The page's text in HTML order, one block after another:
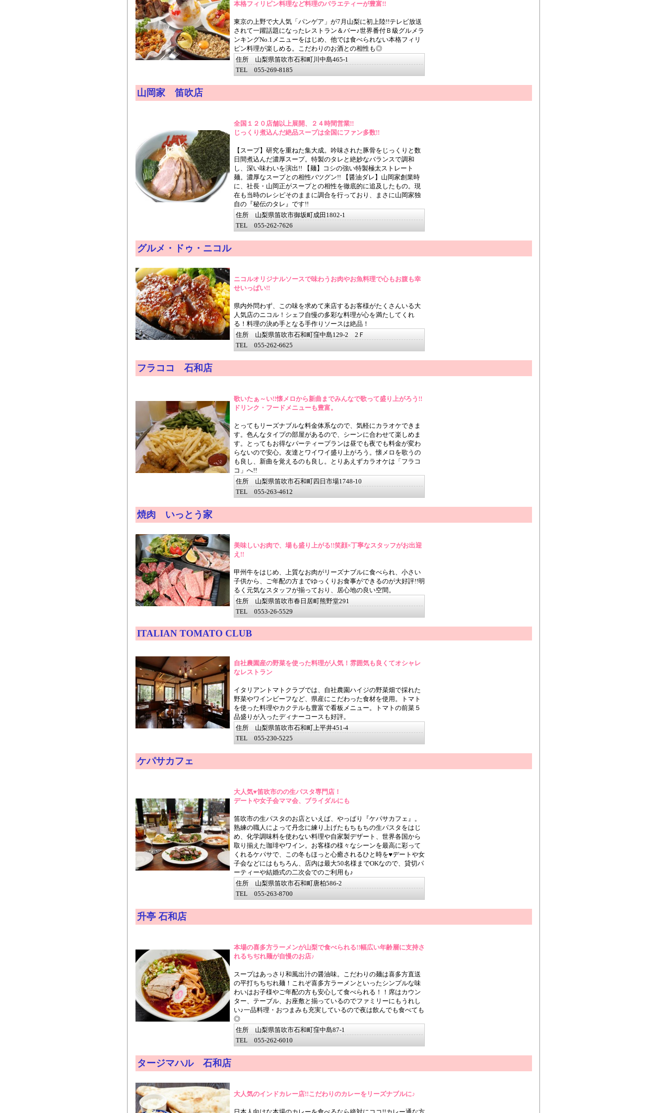
本格フィリピン料理など料理のバラエティーが豊富!!
東京の上野で大人気「パンゲア」が7月山梨に初上陸!!テレビ放送
されて一躍話題になったレストラン＆バー♪世界番付Ｂ級グルメラ
ンキングNo.1メニューをはじめ、他では食べられない本格フィリ
ピン料理が楽しめる。こだわりのお酒との相性も◎
住所 山梨県笛吹市石和町川中島465-1
TEL 055-269-8185
山岡家 笛吹店
全国１２０店舗以上展開、２４時間営業!!
じっくり煮込んだ絶品スープは全国にファン多数!!
【スープ】研究を重ねた集大成。吟味された豚骨をじっくりと数
日間煮込んだ濃厚スープ。特製のタレと絶妙なバランスで調和
し、深い味わいを演出!! 【麺】コシの強い特製極太ストレート
麺。濃厚なスープとの相性バツグン!! 【醤油ダレ】山岡家創業時
に、社長・山岡正がスープとの相性を徹底的に追及したもの。現
在も当時のレシピそのままに調合を行っており、まさに山岡家独
自の『秘伝のタレ』です!!
住所 山梨県笛吹市御坂町成田1802-1
TEL 055-262-7626
グルメ・ドゥ・ニコル
ニコルオリジナルソースで味わうお肉やお魚料理で心もお腹も幸
せいっぱい!!
県内外問わず、この味を求めて来店するお客様がたくさんいる大
人気店のニコル！シェフ自慢の多彩な料理が心を満たしてくれ
る！料理の決め手となる手作りソースは絶品！
住所 山梨県笛吹市石和町窪中島129-2 2Ｆ
TEL 055-262-6625
フラココ 石和店
歌いたぁ～い!!懐メロから新曲までみんなで歌って盛り上がろう!!
ドリンク・フードメニューも豊富。
とってもリーズナブルな料金体系なので、気軽にカラオケできま
す。色んなタイプの部屋があるので、シーンに合わせて楽しめま
す。とってもお得なパーティープランは昼でも夜でも料金が変わ
らないので安心。友達とワイワイ盛り上がろう。懐メロを歌うの
も良し、新曲を覚えるのも良し。とりあえずカラオケは「フラコ
コ」へ!!
住所 山梨県笛吹市石和町四日市場1748-10
TEL 055-263-4612
焼肉 いっとう家
美味しいお肉で、場も盛り上がる!!笑顔×丁寧なスタッフがお出迎
え!!
甲州牛をはじめ、上質なお肉がリーズナブルに食べられ、小さい
子供から、ご年配の方までゆっくりお食事ができるのが大好評!!明
るく元気なスタッフが揃っており、居心地の良い空間。
住所 山梨県笛吹市春日居町熊野堂291
TEL 0553-26-5529
ITALIAN TOMATO CLUB
自社農園産の野菜を使った料理が人気！雰囲気も良くてオシャレ
なレストラン
イタリアントマトクラブでは、自社農園ハイジの野菜畑で採れた
野菜やワインビーフなど、県産にこだわった食材を使用。トマト
を使った料理やカクテルも豊富で看板メニュー。トマトの前菜５
品盛りが入ったディナーコースも好評。
住所 山梨県笛吹市石和町上平井451-4
TEL 055-230-5225
ケパサカフェ
大人気♥笛吹市のの生パスタ専門店！
デートや女子会ママ会、ブライダルにも
笛吹市の生パスタのお店といえば、やっぱり『ケパサカフェ』。
熟練の職人によって丹念に練り上げたもちもちの生パスタをはじ
め、化学調味料を使わない料理や自家製デザート、世界各国から
取り揃えた珈琲やワイン。お客様の様々なシーンを最高に彩って
くれるケパサで、この冬もほっと心癒されるひと時を♥デートや女
子会などにはもちろん、店内は最大50名様までOKなので、貸切パ
ーティーや結婚式の二次会でのご利用も♪
住所 山梨県笛吹市石和町唐柏586-2
TEL 055-263-8700
升亭 石和店
本場の喜多方ラーメンが山梨で食べられる!!幅広い年齢層に支持さ
れるちぢれ麺が自慢のお店♪
スープはあっさり和風出汁の醤油味。こだわりの麺は喜多方直送
の平打ちちぢれ麺！これぞ喜多方ラーメンといったシンプルな味
わいはお子様やご年配の方も安心して食べられる！！席はカウン
ター、テーブル、お座敷と揃っているのでファミリーにもうれし
い♪一品料理・おつまみも充実しているので夜は飲んでも食べても
◎
住所 山梨県笛吹市石和町窪中島87-1
TEL 055-262-6010
タージマハル 石和店
大人気のインドカレー店!!こだわりのカレーをリーズナブルに♪